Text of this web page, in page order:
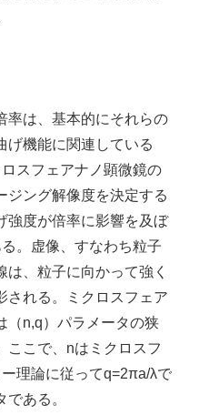
率は、基本的にそれらの
げ機能に関連している
スフェアナノ顕微鏡の
ジング解像度を決定する
強度が倍率に影響を及ぼ
。虚像、すなわち粒子
、粒子に向かって強く
される。ミクロスフェア
（n,q）パラメータの狭
ここで、nはミクロスフ
理論に従ってq=2πa/λで
ある。